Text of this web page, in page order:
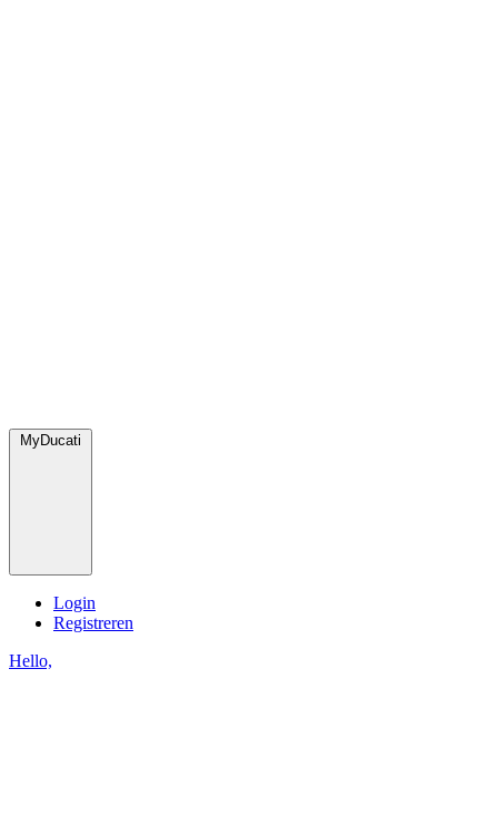
MyDucati
Login
Registreren
Hello,